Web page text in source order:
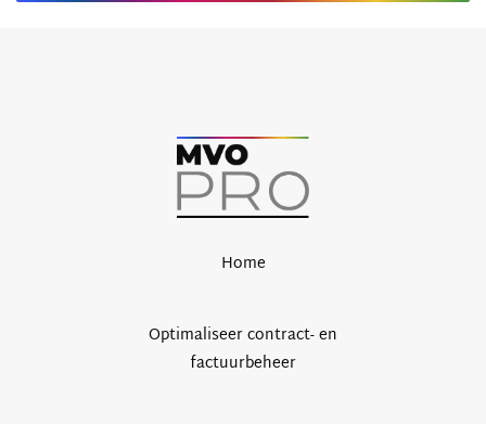
Home
Optimaliseer contract- en
factuurbeheer